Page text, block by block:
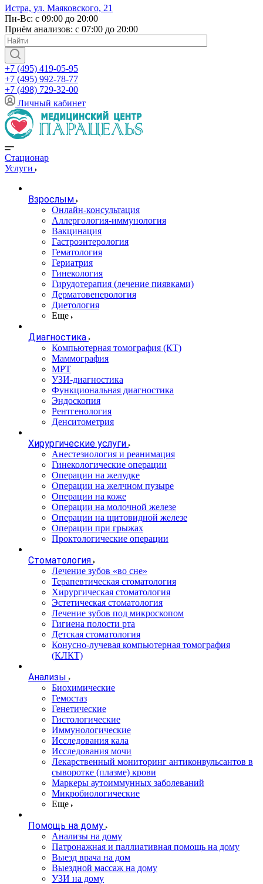
Истра, ул. Маяковского, 21
Пн-Вс: с 09:00 до 20:00
Приём анализов: с 07:00 до 20:00
+7 (495) 419-05-95
+7 (495) 992-78-77
+7 (498) 729-32-00
Личный кабинет
Стационар
Услуги
Взрослым
Онлайн-консультация
Аллергология-иммунология
Вакцинация
Гастроэнтерология
Гематология
Гериатрия
Гинекология
Гирудотерапия (лечение пиявками)
Дерматовенерология
Диетология
Еще
Диагностика
Компьютерная томография (КТ)
Маммография
МРТ
УЗИ-диагностика
Функциональная диагностика
Эндоскопия
Рентгенология
Денситометрия
Хирургические услуги
Анестезиология и реанимация
Гинекологические операции
Операции на желудке
Операции на желчном пузыре
Операции на коже
Операции на молочной железе
Операции на щитовидной железе
Операции при грыжах
Проктологические операции
Стоматология
Лечение зубов «во сне»
Терапевтическая стоматология
Хирургическая стоматология
Эстетическая стоматология
Лечение зубов под микроскопом
Гигиена полости рта
Детская стоматология
Конусно-лучевая компьютерная томография
(КЛКТ)
Анализы
Биохимические
Гемостаз
Генетические
Гистологические
Иммунологические
Исследования кала
Исследования мочи
Лекарственный мониторинг антиконвульсантов в
сыворотке (плазме) крови
Маркеры аутоиммунных заболеваний
Микробиологические
Еще
Помощь на дому
Анализы на дому
Патронажная и паллиативная помощь на дому
Выезд врача на дом
Выездной массаж на дому
УЗИ на дому